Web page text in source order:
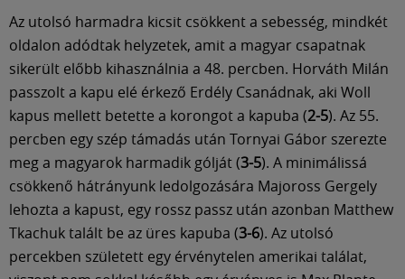
Az utolsó harmadra kicsit csökkent a sebesség, mindkét
oldalon adódtak helyzetek, amit a magyar csapatnak
sikerült előbb kihasználnia a 48. percben. Horváth Milán
passzolt a kapu elé érkező Erdély Csanádnak, aki Woll
kapus mellett betette a korongot a kapuba (2-5). Az 55.
percben egy szép támadás után Tornyai Gábor szerezte
meg a magyarok harmadik gólját (3-5). A minimálissá
csökkenő hátrányunk ledolgozására Majoross Gergely
lehozta a kapust, egy rossz passz után azonban Matthew
Tkachuk talált be az üres kapuba (3-6). Az utolsó
percekben született egy érvénytelen amerikai találat,